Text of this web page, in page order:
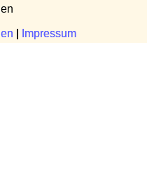
Impressum
Impressum